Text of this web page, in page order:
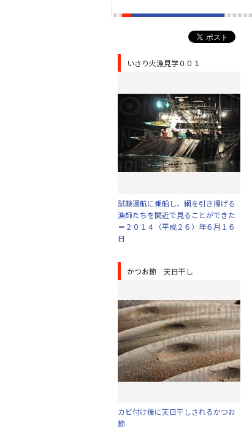
いさり火漁見学００１
試験運航に乗船し、網を引き揚げる
漁師たちを間近で見ることができた
＝２０１４（平成２６）年６月１６
日
かつお節 天日干し
カビ付け後に天日干しされるかつお
節